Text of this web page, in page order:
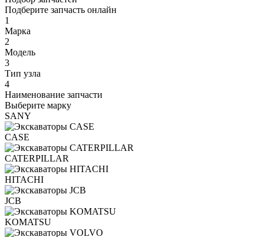
Подберите запчасть онлайн
1
Марка
2
Модель
3
Тип узла
4
Наименование запчасти
Выберите марку
SANY
CASE
CATERPILLAR
HITACHI
JCB
KOMATSU